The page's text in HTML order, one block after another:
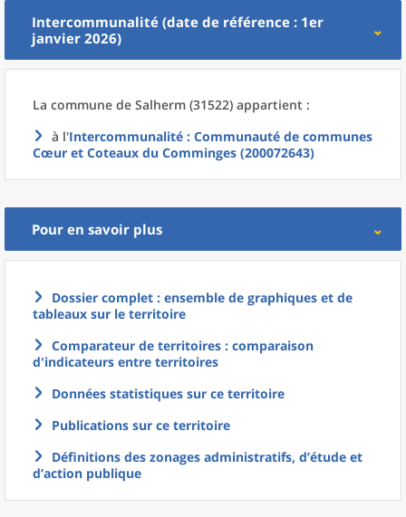
Intercommunalité (date de référence : 1er
janvier 2026)
La commune de Salherm (31522) appartient :
à l'Intercommunalité : Communauté de communes
Cœur et Coteaux du Comminges (200072643)
Pour en savoir plus
Dossier complet : ensemble de graphiques et de
tableaux sur le territoire
Comparateur de territoires : comparaison
d'indicateurs entre territoires
Données statistiques sur ce territoire
Publications sur ce territoire
Définitions des zonages administratifs, d’étude et
d’action publique